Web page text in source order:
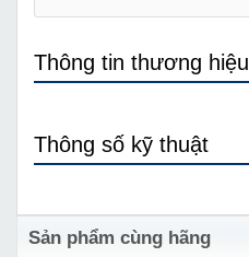
Thông tin thương hiệu
Thông số kỹ thuật
Sản phẩm cùng hãng